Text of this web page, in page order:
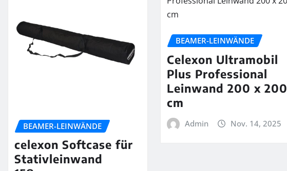
BEAMER-LEINWÄNDE
celexon Softcase für
Stativleinwand
BEAMER-LEINWÄNDE
Celexon Ultramobil
Plus Professional
Leinwand 200 x 200
cm
Admin Nov. 14, 2025